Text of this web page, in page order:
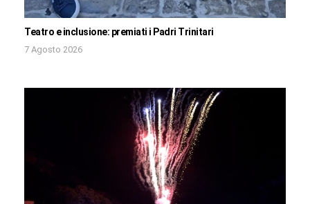
Teatro e inclusione: premiati i Padri Trinitari
7 Agosto 2026